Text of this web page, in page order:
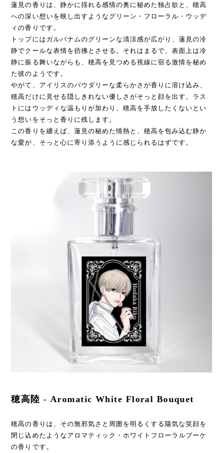
蓮見の香りは、静かに揺れる感情の奥に秘めた独占欲と、穂高
への深い想いを映し出すようなグリーン・フローラル・ウッデ
ィの香りです。
トップにはガルバナムのグリーンな清涼感が広がり、蓮見の冷
静でクールな表情を彷彿とさせる。それはまるで、表面上は冷
静に振る舞いながらも、穂高を見つめる視線に宿る激情を秘め
た彼のようです。
やがて、アイリスのパウダリーな柔らかさが香りに溶け込み、
穂高だけに見せる隠しきれない優しさがそっと顔を出す。ラス
トにはウッディな温もりが加わり、穂高を手放したくないとい
う想いをそっと香りに残します。
この香りを纏えば、蓮見の秘めた情熱と、穂高を包み込む静か
な愛が、そっと心に寄り添うように感じられるはずです。
穂高陸 - Aromatic White Floral Bouquet
穂高の香りは、その無邪気さと周囲を明るくする陽気な笑顔を
閉じ込めたようなアロマティック・ホワイトフローラルブーケ
の香りです。